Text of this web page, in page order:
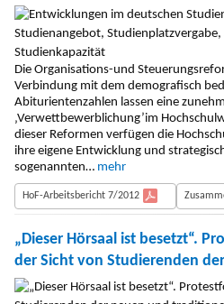
Studienplatzvergabe,
Studienkapazität
Die Organisations-und
Verbindung mit dem demografisch
Abiturientenzahlen lassen eine
‚Verwettbewerblichung’im
dieser Reformen verfügen die
ihre eigene Entwicklung und
sogenannten… mehr
HoF-Arbeitsbericht 7/2012
„Dieser Hörsaal ist besetzt“.
der Sicht von Studierenden
traditionellen Studiengänge.